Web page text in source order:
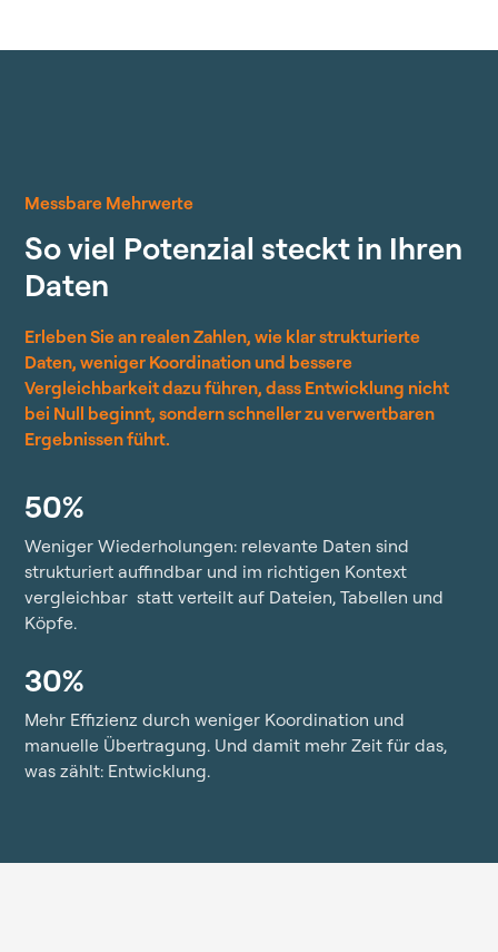
Messbare Mehrwerte
Soviel Potenzial steckt in Ihren
Daten
Erleben Sie an realen Zahlen, wie klar strukturierte
Daten, weniger Koordination und bessere
Vergleichbarkeit dazu führen, dass Entwicklung nicht
bei Null beginnt, sondern schneller zu verwertbaren
Ergebnissen führt.
50%
Weniger Wiederholungen: relevante Daten sind
strukturiert auffindbar und im richtigen Kontext
vergleichbar statt verteilt auf Dateien, Tabellen und
Köpfe.
30%
Mehr Effizienz durch weniger Koordination und
manuelle Übertragung. Und damit mehr Zeit für das,
was zählt: Entwicklung.